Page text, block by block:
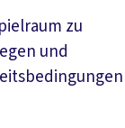
zu
und